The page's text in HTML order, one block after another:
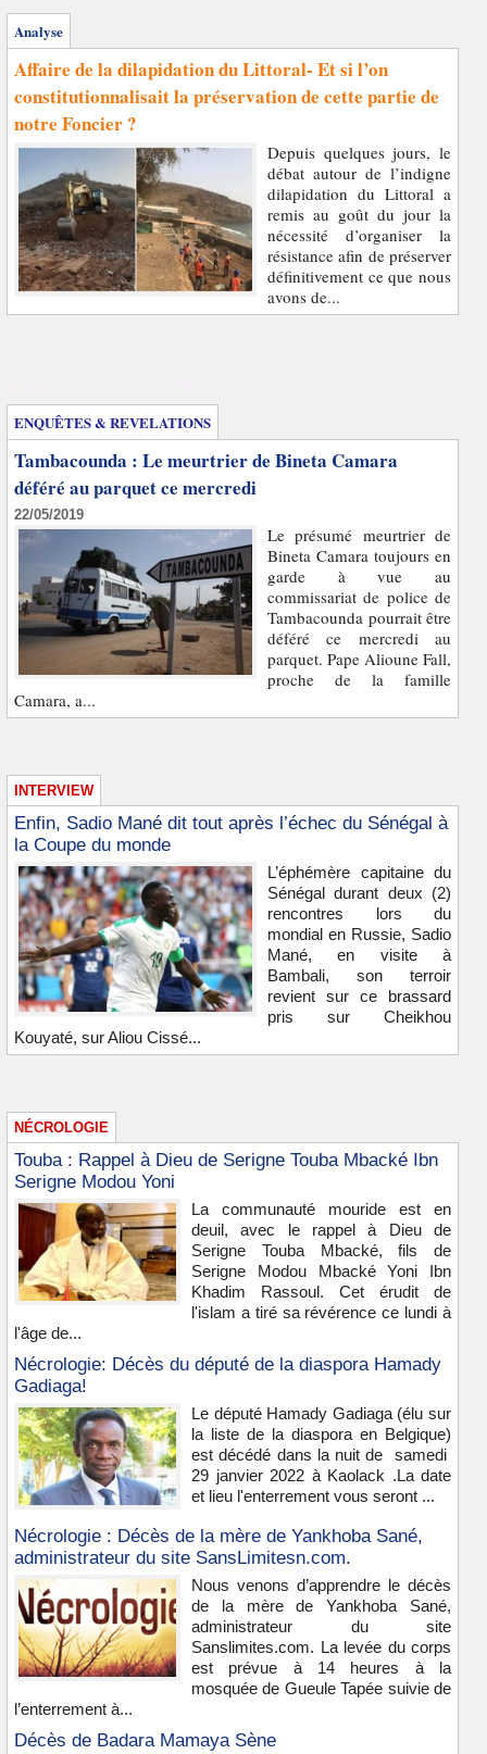
Analyse
Affaire de la dilapidation du Littoral- Et si l’on
constitutionnalisait la préservation de cette partie de
notre Foncier ?
Depuis quelques jours, le
débat autour de l’indigne
dilapidation du Littoral a
remis au goût du jour la
nécessité d’organiser la
résistance afin de préserver
définitivement ce que nous
avons de...
ENQUÊTES & REVELATIONS
Tambacounda : Le meurtrier de Bineta Camara
déféré au parquet ce mercredi
22/05/2019
Le présumé meurtrier de
Bineta Camara toujours en
garde à vue au
commissariat de police de
Tambacounda pourrait être
déféré ce mercredi au
parquet. Pape Alioune Fall,
proche de la famille
Camara, a...
INTERVIEW
Enfin, Sadio Mané dit tout après l’échec du Sénégal à
la Coupe du monde
L’éphémère capitaine du
Sénégal durant deux (2)
rencontres lors du
mondial en Russie, Sadio
Mané, en visite à
Bambali, son terroir
revient sur ce brassard
pris sur Cheikhou
Kouyaté, sur Aliou Cissé...
NÉCROLOGIE
Touba : Rappel à Dieu de Serigne Touba Mbacké Ibn
Serigne Modou Yoni
La communauté mouride est en
deuil, avec le rappel à Dieu de
Serigne Touba Mbacké, fils de
Serigne Modou Mbacké Yoni Ibn
Khadim Rassoul. Cet érudit de
l'islam a tiré sa révérence ce lundi à
l'âge de...
Nécrologie: Décès du député de la diaspora Hamady
Gadiaga!
Le député Hamady Gadiaga (élu sur
la liste de la diaspora en Belgique)
est décédé dans la nuit de samedi
29 janvier 2022 à Kaolack .La date
et lieu l'enterrement vous seront ...
Nécrologie : Décès de la mère de Yankhoba Sané,
administrateur du site SansLimitesn.com.
Nous venons d’apprendre le décès
de la mère de Yankhoba Sané,
administrateur du site
Sanslimites.com. La levée du corps
est prévue à 14 heures à la
mosquée de Gueule Tapée suivie de
l’enterrement à...
Décès de Badara Mamaya Sène